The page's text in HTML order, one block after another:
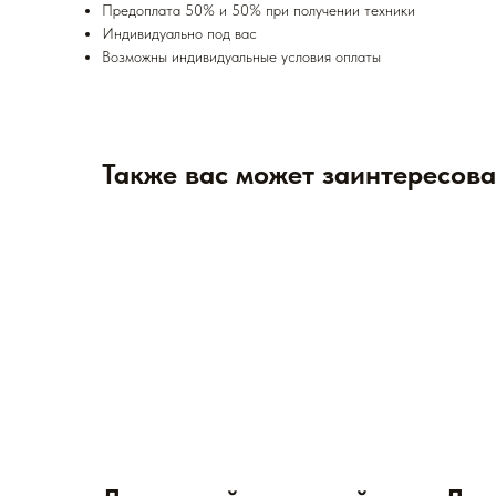
Предоплата 50% и 50% при получении техники
Индивидуально под вас
Возможны индивидуальные условия оплаты
Также вас может